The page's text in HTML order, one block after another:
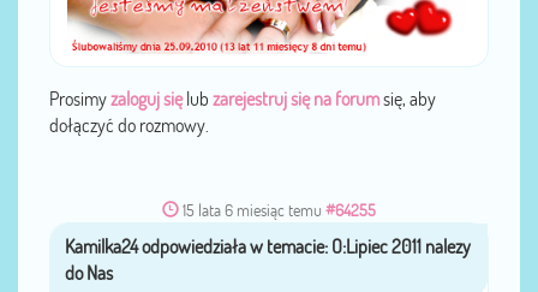
Prosimyzaloguj sięlub zarejestruj się na forumsię, aby
dołączyć do rozmowy.
15 lata 6 miesiąc temu #64255
przezKamilka24